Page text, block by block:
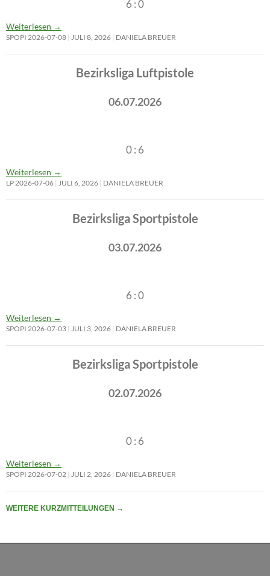
6 : 0
Weiterlesen →
SPOPI 2026-07-08 JULI 8, 2026 DANIELA BREUER
Bezirksliga Luftpistole
06.07.2026
0 : 6
Weiterlesen →
LP 2026-07-06 JULI 6, 2026 DANIELA BREUER
Bezirksliga Sportpistole
03.07.2026
6 : 0
Weiterlesen →
SPOPI 2026-07-03 JULI 3, 2026 DANIELA BREUER
Bezirksliga Sportpistole
02.07.2026
0 : 6
Weiterlesen →
SPOPI 2026-07-02 JULI 2, 2026 DANIELA BREUER
WEITERE KURZMITTEILUNGEN →